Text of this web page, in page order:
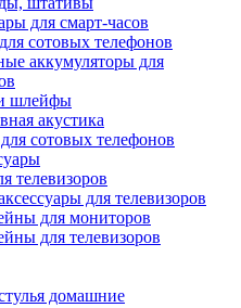
для смарт-часов
сотовых телефонов
аккумуляторы для
шлейфы
акустика
сотовых телефонов
телевизоров
для телевизоров
для мониторов
для телевизоров
домашние